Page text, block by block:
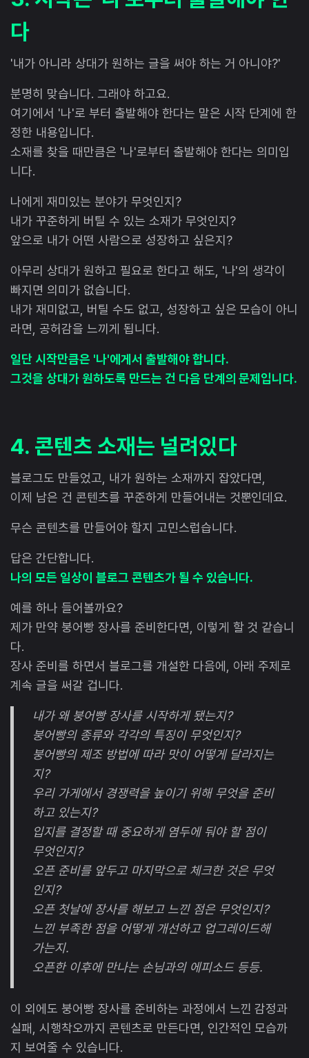
다
'내가 아니라 상대가 원하는 글을 써야 하는 거 아니야?'
분명히 맞습니다. 그래야 하고요.
여기에서 '나'로 부터 출발해야 한다는 말은 시작 단계에 한
정한 내용입니다.
소재를 찾을 때만큼은 '나'로부터 출발해야 한다는 의미입
니다.
나에게 재미있는 분야가 무엇인지?
내가 꾸준하게 버틸 수 있는 소재가 무엇인지?
앞으로 내가 어떤 사람으로 성장하고 싶은지?
아무리 상대가 원하고 필요로 한다고 해도, '나'의 생각이
빠지면 의미가 없습니다.
내가 재미없고, 버틸 수도 없고, 성장하고 싶은 모습이 아니
라면, 공허감을 느끼게 됩니다.
일단 시작만큼은 '나'에게서 출발해야 합니다.
그것을 상대가 원하도록 만드는 건 다음 단계의 문제입니다.
4. 콘텐츠 소재는 널려있다
블로그도 만들었고, 내가 원하는 소재까지 잡았다면,
이제 남은 건 콘텐츠를 꾸준하게 만들어내는 것뿐인데요.
무슨 콘텐츠를 만들어야 할지 고민스럽습니다.
답은 간단합니다.
나의 모든 일상이 블로그 콘텐츠가 될 수 있습니다.
예를 하나 들어볼까요?
제가 만약 붕어빵 장사를 준비한다면, 이렇게 할 것 같습니
다.
장사 준비를 하면서 블로그를 개설한 다음에, 아래 주제로
계속 글을 써갈 겁니다.
내가 왜 붕어빵 장사를 시작하게 됐는지?
붕어빵의 종류와 각각의 특징이 무엇인지?
붕어빵의 제조 방법에 따라 맛이 어떻게 달라지는
지?
우리 가게에서 경쟁력을 높이기 위해 무엇을 준비
하고 있는지?
입지를 결정할 때 중요하게 염두에 둬야 할 점이
무엇인지?
오픈 준비를 앞두고 마지막으로 체크한 것은 무엇
인지?
오픈 첫날에 장사를 해보고 느낀 점은 무엇인지?
느낀 부족한 점을 어떻게 개선하고 업그레이드해
가는지.
오픈한 이후에 만나는 손님과의 에피소드 등등.
이 외에도 붕어빵 장사를 준비하는 과정에서 느낀 감정과
실패, 시행착오까지 콘텐츠로 만든다면, 인간적인 모습까
지 보여줄 수 있습니다.